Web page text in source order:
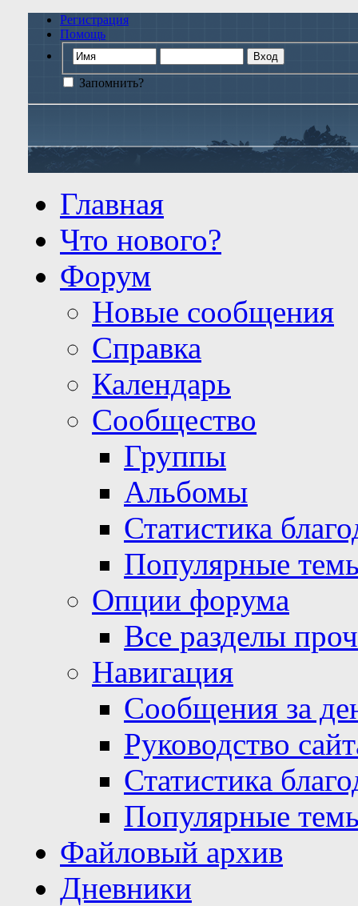
Регистрация
Помощь
Запомнить?
Главная
Что нового?
Форум
Новые сообщения
Справка
Календарь
Сообщество
Группы
Альбомы
Статистика
Популярные
Опции форума
Все разделы
Навигация
Сообщения за
Руководство
Статистика
Популярные
Файловый архив
Дневники